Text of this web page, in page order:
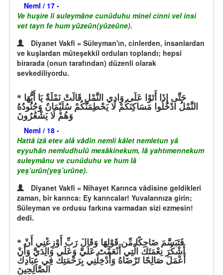
Neml / 17 -
Ve huşire li suleymâne cunûduhu minel cinni vel insi
vet tayrı fe hum yûzeûn(yûzeûne).
Diyanet Vakfi = Süleyman'ın, cinlerden, insanlardan
ve kuşlardan müteşekkil orduları toplandı; hepsi
birarada (onun tarafından) düzenli olarak
sevkediliyordu.
النَّمْلُ ادْخُلُوا مَسَاكِنَكُمْ لَا يَحْطِمَنَّكُمْ سُلَيْمَانُ وَجُنُودُهُ
وَهُمْ لَا يَشْعُرُونَ
Neml / 18 -
Hattâ izâ etev alâ vâdin nemli kâlet nemletun yâ
eyyuhân nemludhulû mesâkinekum, lâ yahtımennekum
suleymânu ve cunûduhu ve hum lâ
yeş’urûn(yeş’urûne).
Diyanet Vakfi = Nihayet Karınca vâdisine geldikleri
zaman, bir karınca: Ey karıncalar! Yuvalarınıza girin;
Süleyman ve ordusu farkına varmadan sizi ezmesin!
dedi.
فَتَبَسَّمَ ضَاحِكًا مِّن قَوْلِهَا وَقَالَ رَبِّ أَوْزِعْنِي أَنْ
أَشْكُرَ نِعْمَتَكَ الَّتِي أَنْعَمْتَ عَلَيَّ وَعَلَى وَالِدَيَّ وَأَنْ
أَعْمَلَ صَالِحًا تَرْضَاهُ وَأَدْخِلْنِي بِرَحْمَتِكَ فِي عِبَادِكَ
الصَّالِحِينَ